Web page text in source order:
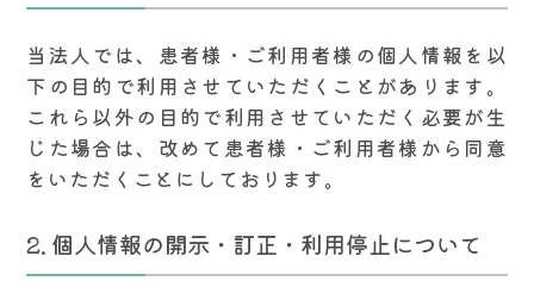
当法人では、患者様・ご利用者様の個人情報を以
下の目的で利用させていただくことがあります。
これら以外の目的で利用させていただく必要が生
じた場合は、改めて患者様・ご利用者様から同意
をいただくことにしております。
個人情報の開示・訂正・利用停止について